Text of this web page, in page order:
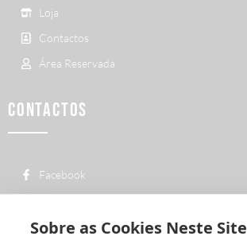
Sobre as Cookies Neste Site
Loja
Contactos
Área Reservada
CONTACTOS
Facebook
nacional